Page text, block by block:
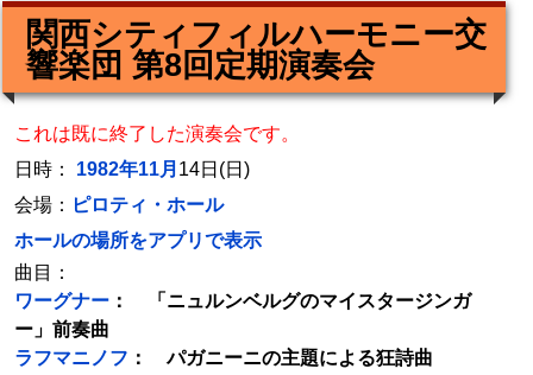
関西シティフィルハーモニー交
響楽団 第8回定期演奏会
これは既に終了した演奏会です。
日時： 1982年11月 14日(日)
会場： ピロティ・ホール
ホールの場所をアプリで表示
曲目：
ワーグナー ： 「ニュルンベルグのマイスタージンガ
ー」前奏曲
ラフマニノフ ： パガニーニの主題による狂詩曲